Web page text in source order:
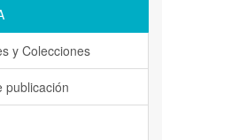
y Colecciones
publicación